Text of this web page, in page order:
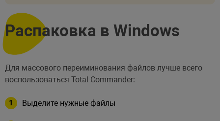
Распаковка в Windows
Для массового переиминования файлов лучше всего
воспользоваться Total Commander:
Выделите нужные файлы